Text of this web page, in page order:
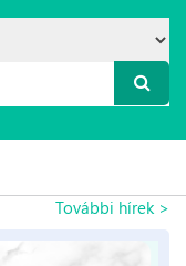
További hírek >